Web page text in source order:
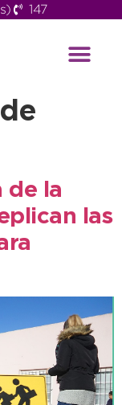
147
de la
las